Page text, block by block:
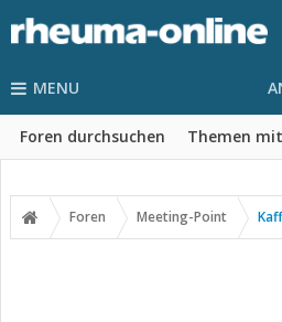
MENU
Foren durchsuchen Themen
Foren Meeting-Point